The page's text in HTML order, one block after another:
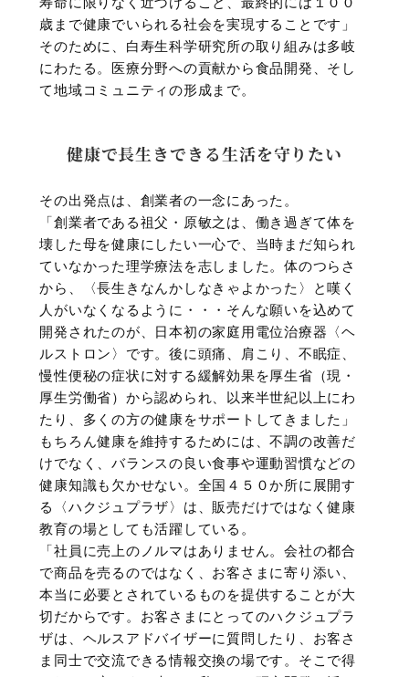
歳まで健康でいられる社会を実現することです」
そのために、白寿生科学研究所の取り組みは多岐
にわたる。医療分野への貢献から食品開発、そし
て地域コミュニティの形成まで。
健康で長生きできる生活を守りたい
その出発点は、創業者の一念にあった。
「創業者である祖父・原敏之は、働き過ぎて体を
壊した母を健康にしたい一心で、当時まだ知られ
ていなかった理学療法を志しました。体のつらさ
から、〈長生きなんかしなきゃよかった〉と嘆く
人がいなくなるように・・・そんな願いを込めて
開発されたのが、日本初の家庭用電位治療器〈ヘ
ルストロン〉です。後に頭痛、肩こり、不眠症、
慢性便秘の症状に対する緩解効果を厚生省（現・
厚生労働省）から認められ、以来半世紀以上にわ
たり、多くの方の健康をサポートしてきました」
もちろん健康を維持するためには、不調の改善だ
けでなく、バランスの良い食事や運動習慣などの
健康知識も欠かせない。全国４５０か所に展開す
る〈ハクジュプラザ〉は、販売だけではなく健康
教育の場としても活躍している。
「社員に売上のノルマはありません。会社の都合
で商品を売るのではなく、お客さまに寄り添い、
本当に必要とされているものを提供することが大
切だからです。お客さまにとってのハクジュプラ
ザは、ヘルスアドバイザーに質問したり、お客さ
ま同士で交流できる情報交換の場です。そこで得